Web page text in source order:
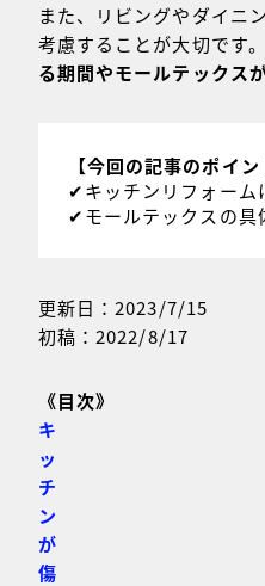
また、リビングやダイニ
考慮することが大切です
る期間やモールテックス
【今回の記事のポイン
✔︎キッチンリフォーム
✔︎モールテックスの具
更新日：2023/7/15
初稿：2022/8/17
《目次》
キ
ッ
チ
ン
が
傷